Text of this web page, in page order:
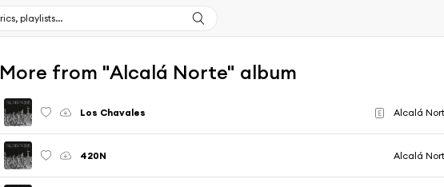
More from "Alcalá Norte" album
Los Chavales E Alcalá
420N Alcalá